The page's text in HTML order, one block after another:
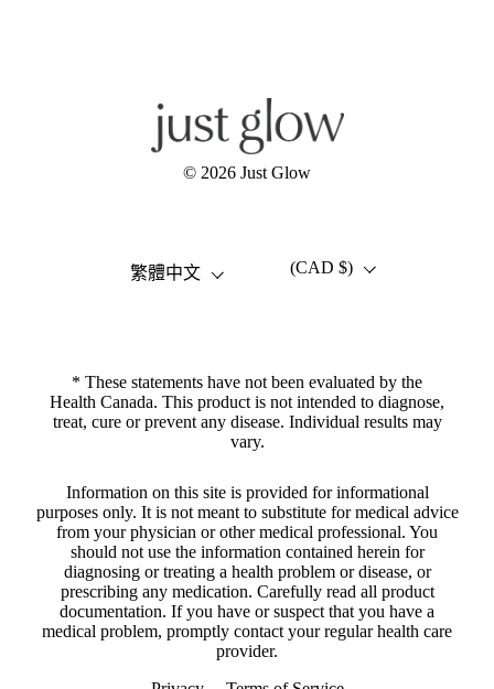
* These statements have not been evaluated by the
Health Canada. This product is not intended to diagnose,
treat, cure or prevent any disease. Individual results may
vary.
Information on this site is provided for informational
purposes only. It is not meant to substitute for medical advice
from your physician or other medical professional. You
should not use the information contained herein for
diagnosing or treating a health problem or disease, or
prescribing any medication. Carefully read all product
documentation. If you have or suspect that you have a
medical problem, promptly contact your regular health care
provider.
© 2026 Just Glow
語言繁體中文 國家/地區
(CAD $)